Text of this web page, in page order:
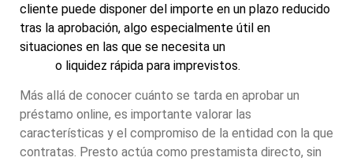
cliente puede disponer del importe en un plazo reducido
tras la aprobación, algo especialmente útil en
situaciones en las que se necesita un
o liquidez rápida para imprevistos.
Más allá de conocer cuánto se tarda en aprobar un
préstamo online, es importante valorar las
características y el compromiso de la entidad con la que
contratas. Presto actúa como prestamista directo, sin